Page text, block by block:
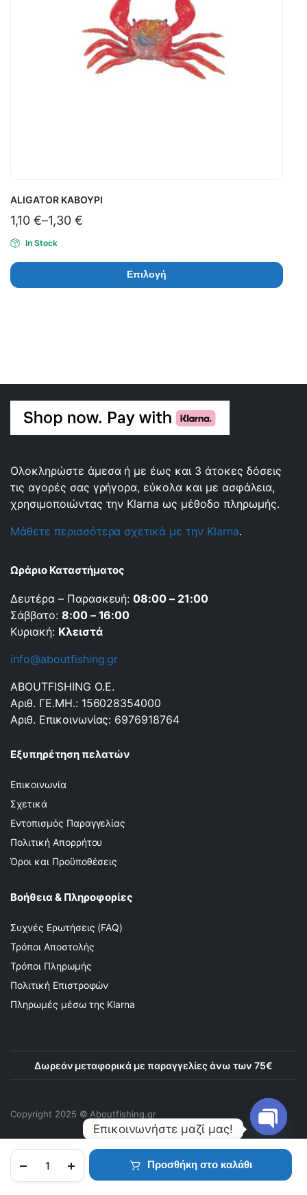
Προσθήκη στο καλάθι
ALIGATOR ΚΑΒΟΥΡΙ
1,10 €–1,30 €
In Stock
Επιλογή
Ολοκληρώστε άμεσα ή με έως και 3 άτοκες δόσεις
τις αγορές σας γρήγορα, εύκολα και με ασφάλεια,
χρησιμοποιώντας την Klarna ως μέθοδο πληρωμής.
Μάθετε περισσότερα σχετικά με την Klarna.
Ωράριο Καταστήματος
Δευτέρα – Παρασκευή:08:00 – 21:00
Σάββατο: 8:00 – 16:00
Κυριακή: Κλειστά
info@aboutfishing.gr
ABOUTFISHING Ο.Ε.
Αριθ. ΓΕ.ΜΗ.: 156028354000
Αριθ. Επικοινωνίας: 6976918764
Εξυπηρέτηση πελατών
Επικοινωνία
Σχετικά
Εντοπισμός Παραγγελίας
Πολιτική Απορρήτου
Όροι και Προϋποθέσεις
Βοήθεια & Πληροφορίες
Συχνές Ερωτήσεις (FAQ)
Τρόποι Αποστολής
Τρόποι Πληρωμής
Πολιτική Επιστροφών
Πληρωμές μέσω της Klarna
Δωρεάν μεταφορικά με παραγγελίες άνω των 75€
Copyright 2025 © Αboutfishing.gr
ΑΡΧΙΚΉ ΠΡΟΪΌΝΤΑ ΑΓΑΠΗΜΈΝΑ ΛΟΓΑΡΙΑΣΜΌΣ
Επικοινωνήστε μαζί μας!
chaty